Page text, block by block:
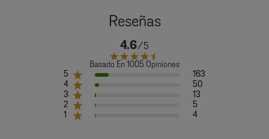
4.6
Basado En 1005 Opiniones
5
163
4
50
3
13
2
5
1
4